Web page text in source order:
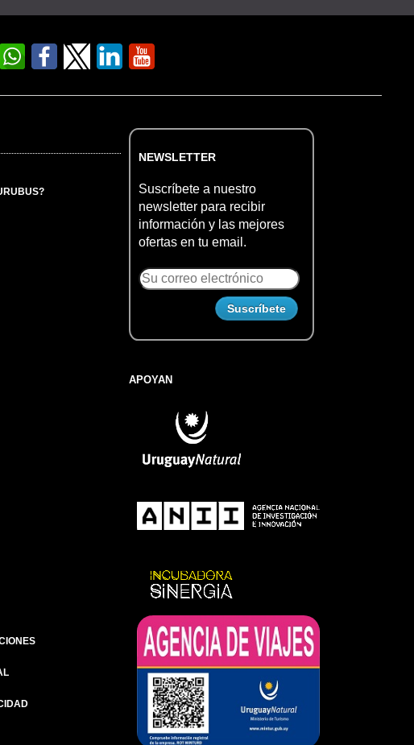
NEWSLETTER
Suscríbete a nuestro
newsletter para recibir
información y las mejores
ofertas en tu email.
APOYAN